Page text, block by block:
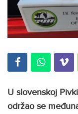
U slovenskoj
održao se